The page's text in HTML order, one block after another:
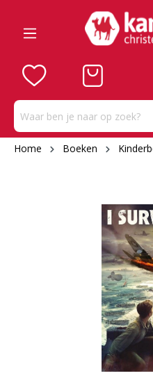
Home Boeken